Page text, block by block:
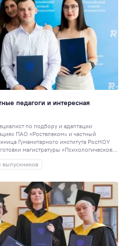
педагоги и интересная
по подбору и адаптации
ПАО «Ростелеком» и частный
Гуманитарного института РосНОУ
магистратуры «Психологическое